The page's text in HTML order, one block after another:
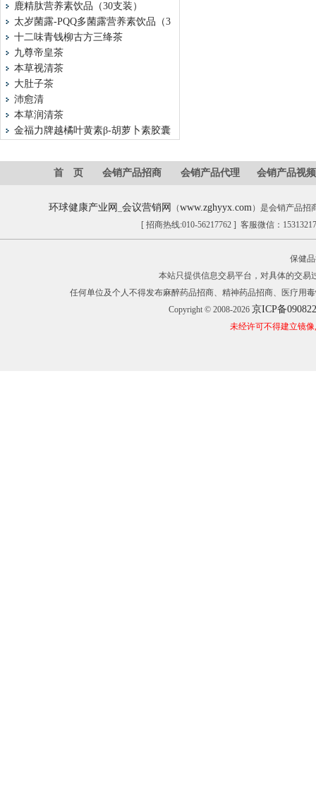
鹿精肽营养素饮品（30支装）
太岁菌露-PQQ多菌露营养素饮品（3
十二味青钱柳古方三绛茶
九尊帝皇茶
本草视清茶
大肚子茶
沛愈清
本草润清茶
金福力牌越橘叶黄素β-胡萝卜素胶囊
首 页 会销产品招商 会销产品代理 会销产品视频
环球健康产业网 会议营销网 （www.zghyyx.com）是会销产品招
[ 招商热线:010-56217762 ] 客服微信：
保健
本站只提供信息交易平台，对具体的交
任何单位及个人不得发布麻醉药品招商、精神药品招商、医疗用
Copyright © 2008-2026 京ICP备
未经许可不得建立镜